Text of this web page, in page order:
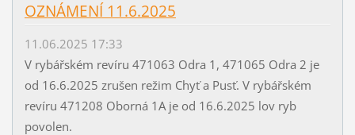
OZNÁMENÍ 11.6.2025
11.06.2025 17:33
V rybářském revíru 471063 Odra 1, 471065 Odra 2 je
od 16.6.2025 zrušen režim Chyť a Pusť. V rybářském
revíru 471208 Oborná 1A je od 16.6.2025 lov ryb
povolen.